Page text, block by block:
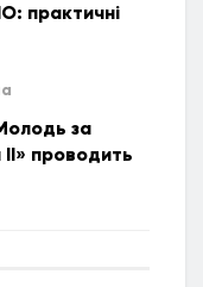
практичні
за
проводить